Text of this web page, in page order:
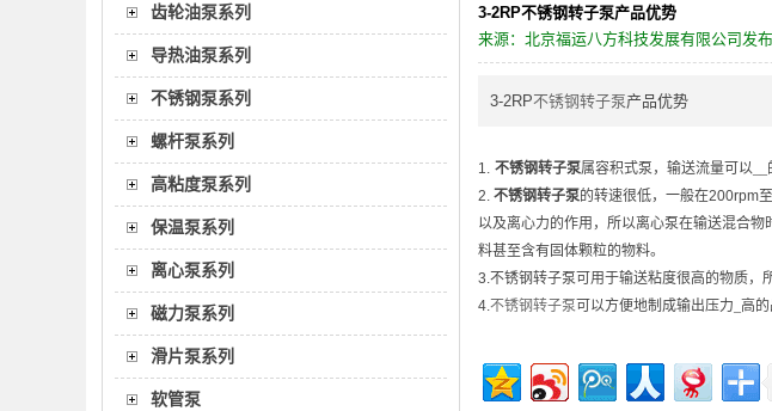
3-2RP不锈钢转子泵产品优势
来源： 北京福运八方科技发展有限公司发
3-2RP不锈钢转子泵产品优势
1. 不锈钢转子泵属容积式泵，输送流量可以
2. 不锈钢转子泵的转速很低，一般在200rpm至
以及离心力的作用，所以离心泵在输送混合
料甚至含有固体颗粒的物料。
3.不锈钢转子泵可用于输送粘度很高的物质，
4.不锈钢转子泵可以方便地制成输出压力_高
齿轮油泵系列
导热油泵系列
不锈钢泵系列
螺杆泵系列
高粘度泵系列
保温泵系列
离心泵系列
磁力泵系列
滑片泵系列
软管泵